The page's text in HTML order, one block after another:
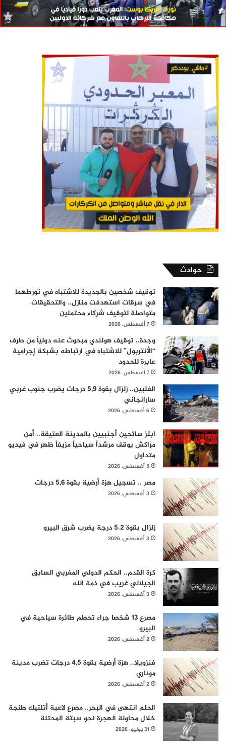
حوادث
توقيف شخصين بالجديدة للاشتباه في تورطهما
في سرقات استهدفت منازل.. والتحقيقات
متواصلة لتوقيف شركاء محتملين
7 أغسطس، 2026
وجدة.. توقيف هولندي مبحوث عنه دولياً من طرف
“الأنتربول” للاشتباه في ارتباطه بشبكة إجرامية
عابرة للحدود
7 أغسطس، 2026
الفلبين.. زلزال بقوة 5,9 درجات يضرب جنوب غربي
سارانجاني
6 أغسطس، 2026
ابتز سائحين أجنبيين بالمدينة العتيقة.. أمن
مراكش يوقف مرشداً سياحياً مزيفاً ظهر في فيديو
متداول
5 أغسطس، 2026
مصر .. تسجيل هزة أرضية بقوة 5,6 درجات
3 أغسطس، 2026
زلزال بقوة 5.2 درجة يضرب شرق البيرو
3 أغسطس، 2026
كرة القدم.. الحكم الدولي المغربي السابق
الجيلالي غريب في ذمة الله
3 أغسطس، 2026
مصرع 13 شخصا جراء تحطم طائرة سياحية في
البيرو
2 أغسطس، 2026
فنزويلا.. هزة أرضية بقوة 4,5 درجات تضرب مدينة
موناري
2 أغسطس، 2026
الحلم انتهى في البحر.. مصرع لاعبة أتلتيك طنجة
خلال محاولة الهجرة نحو سبتة المحتلة
31 يوليو، 2026